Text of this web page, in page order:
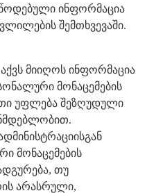
ინფორმაცია
შემთხვევაში.
მიიღოს ინფორმაცია
მონაცემების
უფლება შეზღუდული
მონაცემების
თუ
არასრული,